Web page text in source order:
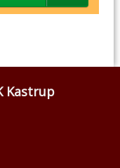
Kastrup